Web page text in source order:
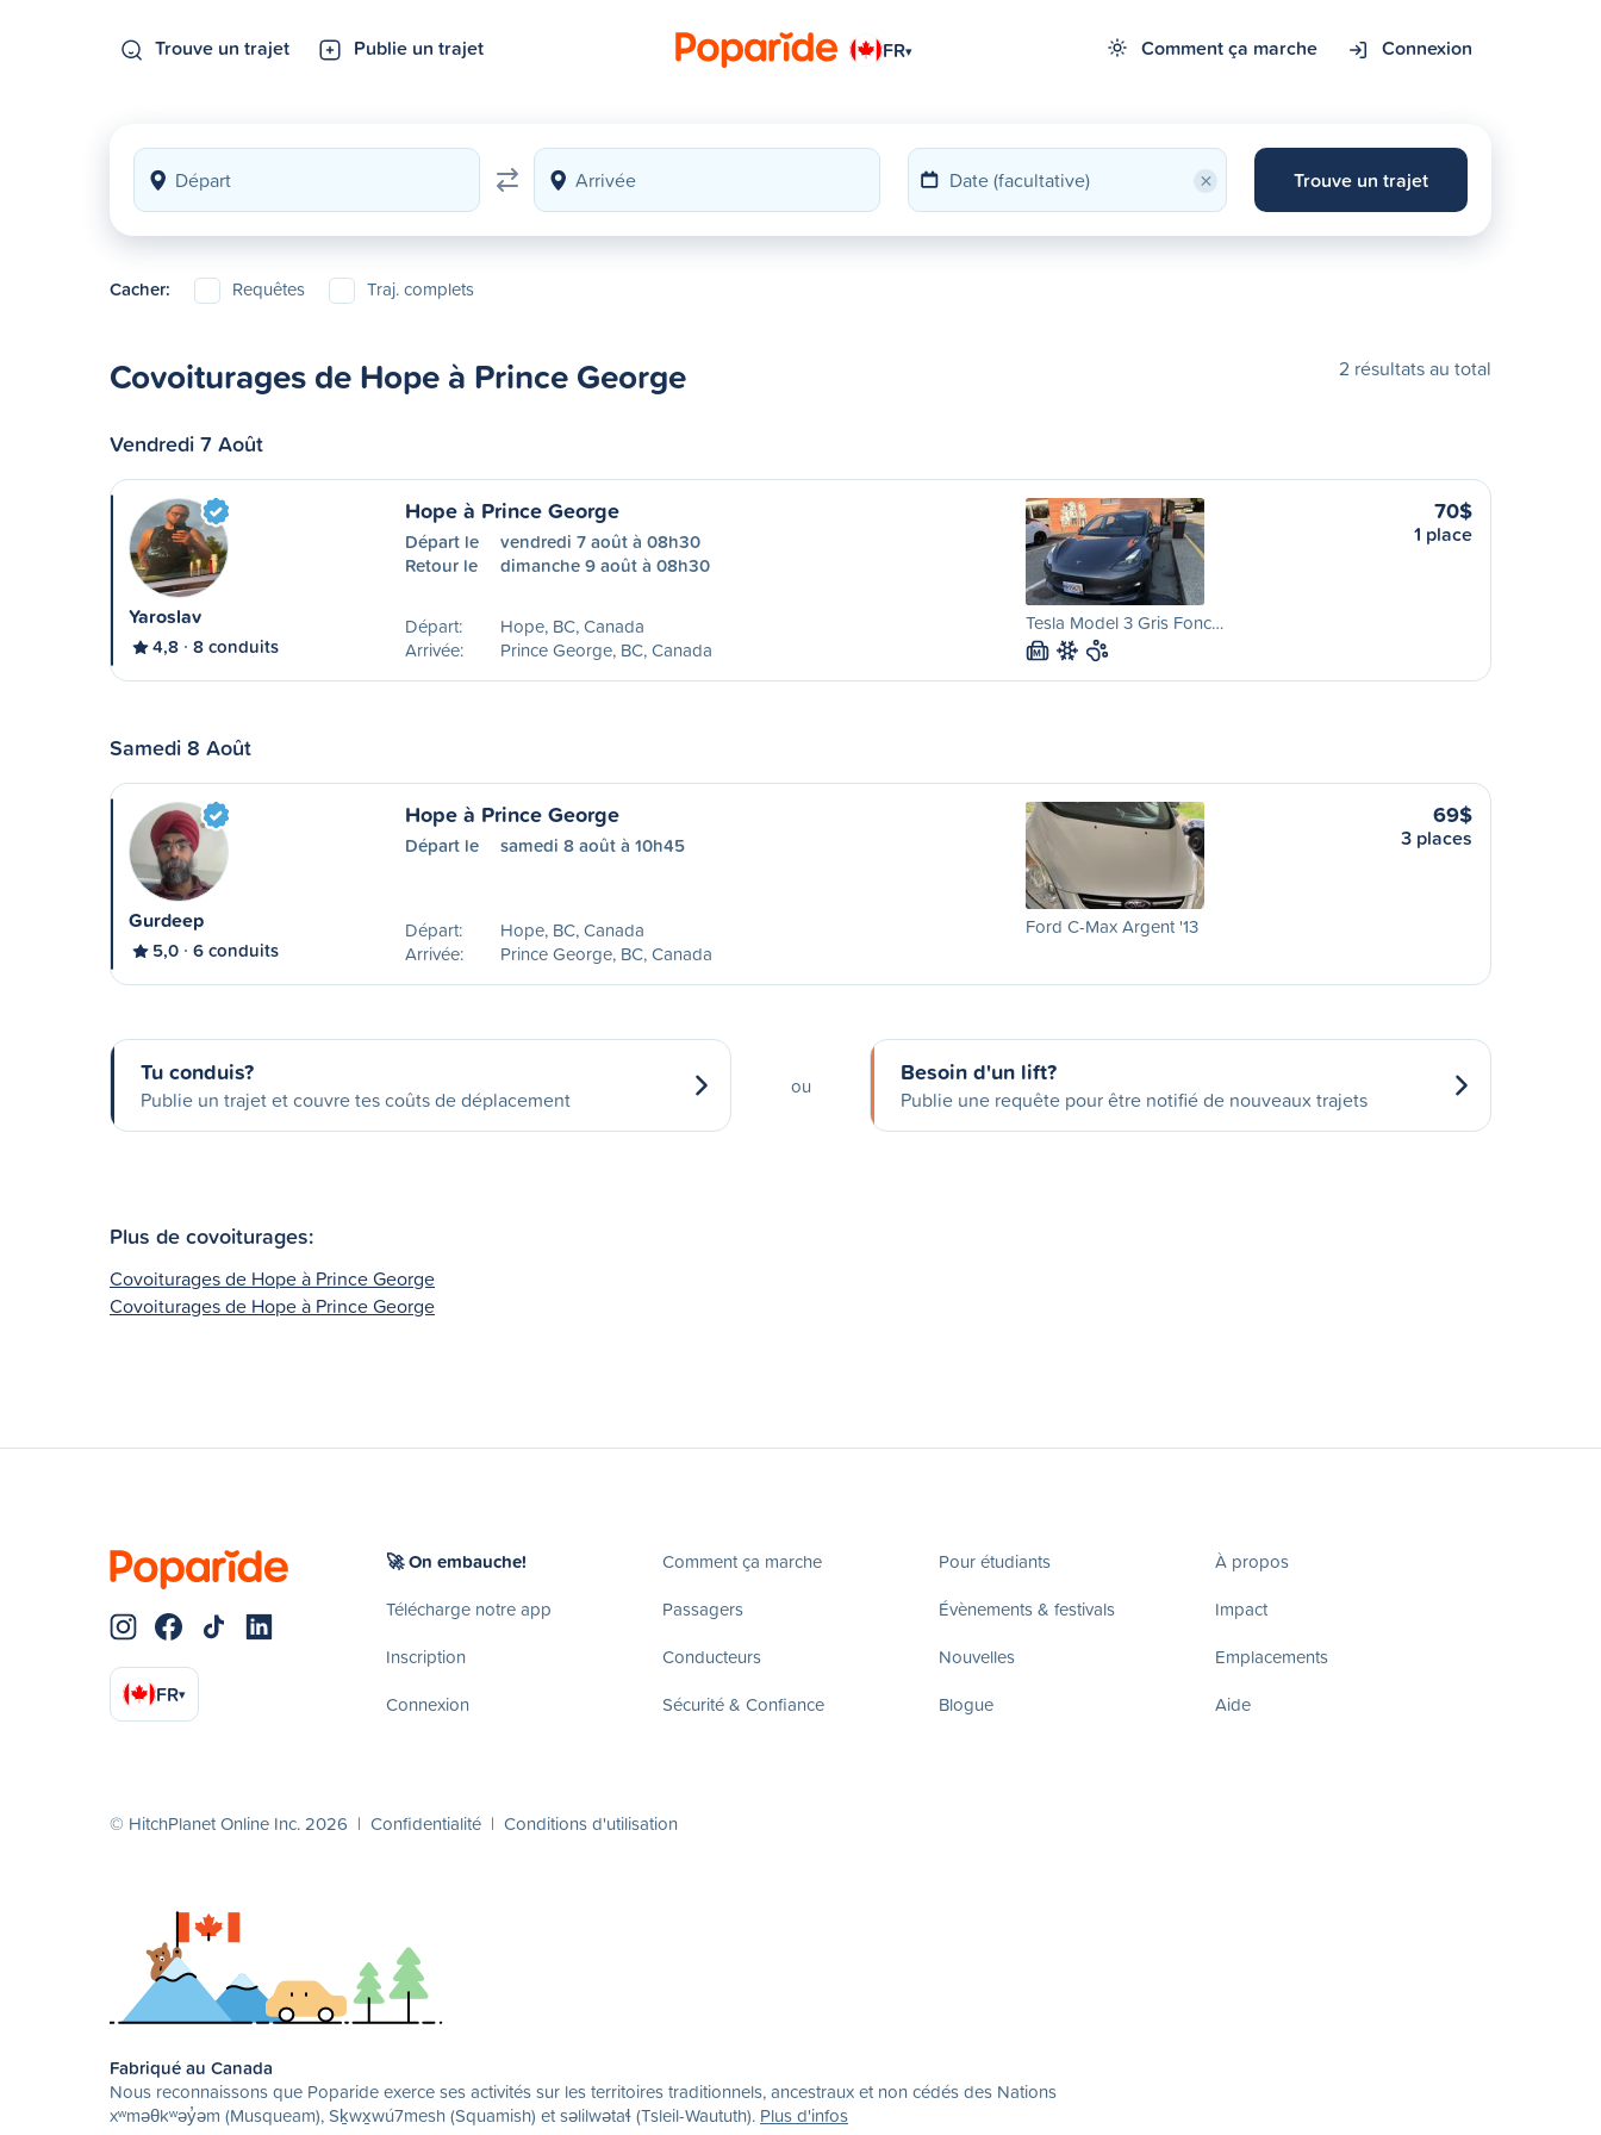
Trouve un trajet Publie un trajet FR▾ Comment ça marche Connexion
× Trouve un trajet
Cacher: Requêtes Traj. complets
Covoiturages de Hope à Prince George 2 résultats au total
Vendredi 7 Août
Yaroslav
4,8 8 conduits
Hope à Prince George
Départ le
vendredi 7 août à 08h30
Retour le
dimanche 9 août à 08h30
Départ:
Hope, BC, Canada
Arrivée:
Prince George, BC, Canada
Tesla Model 3 Gris Fonc…
M
70$
1 place
Samedi 8 Août
Gurdeep
5,0 6 conduits
Hope à Prince George
Départ le samedi 8 août à 10h45
Départ:
Hope, BC, Canada
Arrivée:
Prince George, BC, Canada
Ford C-Max Argent '13
69$
3 places
Tu conduis?
Publie un trajet et couvre tes coûts de déplacement
ou Besoin d'un lift?
Publie une requête pour être notifié de nouveaux trajets
Plus de covoiturages:
Covoiturages de Hope à Prince George
Covoiturages de Hope à Prince George
FR▾
🚀 On embauche!
Télécharge notre app
Inscription
Connexion
Comment ça marche
Passagers
Conducteurs
Sécurité & Confiance
Pour étudiants
Évènements & festivals
Nouvelles
Blogue
À propos
Impact
Emplacements
Aide
© HitchPlanet Online Inc. 2026 | Confidentialité | Conditions d'utilisation
Fabriqué au Canada
Nous reconnaissons que Poparide exerce ses activités sur les territoires traditionnels, ancestraux et non cédés des Nations
xʷməθkʷəy̓əm (Musqueam), Sḵwx̱wú7mesh (Squamish) et səlilwətaɬ (Tsleil-Waututh). Plus d'infos